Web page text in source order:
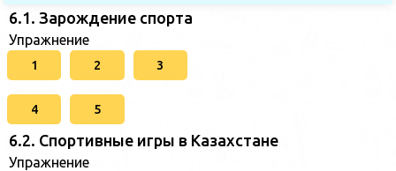
6.1. Зарождение спорта
Упражнение
1 2 3
4 5
6.2. Спортивные игры в Казахстане
Упражнение